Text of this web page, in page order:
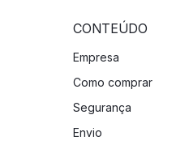
CONTEÚDO
Empresa
Como comprar
Segurança
Envio